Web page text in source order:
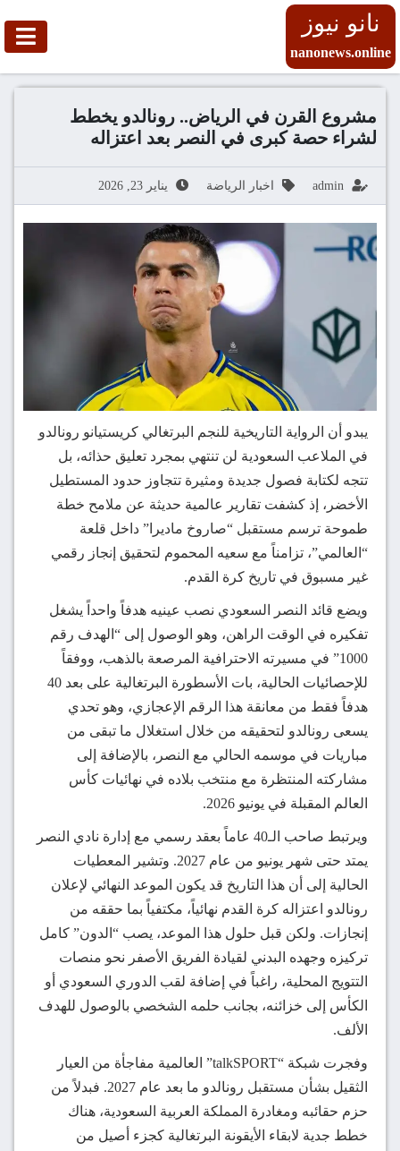
نانو نيوز
nanonews.online
مشروع القرن في الرياض.. رونالدو يخطط
لشراء حصة كبرى في النصر بعد اعتزاله
admin اخبار الرياضة يناير 23, 2026
يبدو أن الرواية التاريخية للنجم البرتغالي كريستيانو رونالدو
في الملاعب السعودية لن تنتهي بمجرد تعليق حذائه، بل
تتجه لكتابة فصول جديدة ومثيرة تتجاوز حدود المستطيل
الأخضر، إذ كشفت تقارير عالمية حديثة عن ملامح خطة
طموحة ترسم مستقبل “صاروخ ماديرا” داخل قلعة
“العالمي”، تزامناً مع سعيه المحموم لتحقيق إنجاز رقمي
غير مسبوق في تاريخ كرة القدم.
ويضع قائد النصر السعودي نصب عينيه هدفاً واحداً يشغل
تفكيره في الوقت الراهن، وهو الوصول إلى “الهدف رقم
1000” في مسيرته الاحترافية المرصعة بالذهب، ووفقاً
للإحصائيات الحالية، بات الأسطورة البرتغالية على بعد 40
هدفاً فقط من معانقة هذا الرقم الإعجازي، وهو تحدي
يسعى رونالدو لتحقيقه من خلال استغلال ما تبقى من
مباريات في موسمه الحالي مع النصر، بالإضافة إلى
مشاركته المنتظرة مع منتخب بلاده في نهائيات كأس
العالم المقبلة في يونيو 2026.
ويرتبط صاحب الـ40 عاماً بعقد رسمي مع إدارة نادي النصر
يمتد حتى شهر يونيو من عام 2027. وتشير المعطيات
الحالية إلى أن هذا التاريخ قد يكون الموعد النهائي لإعلان
رونالدو اعتزاله كرة القدم نهائياً، مكتفياً بما حققه من
إنجازات. ولكن قبل حلول هذا الموعد، يصب “الدون” كامل
تركيزه وجهده البدني لقيادة الفريق الأصفر نحو منصات
التتويج المحلية، راغباً في إضافة لقب الدوري السعودي أو
الكأس إلى خزائنه، بجانب حلمه الشخصي بالوصول للهدف
الألف.
وفجرت شبكة “talkSPORT” العالمية مفاجأة من العيار
الثقيل بشأن مستقبل رونالدو ما بعد عام 2027. فبدلاً من
حزم حقائبه ومغادرة المملكة العربية السعودية، هناك
خطط جدية لابقاء الأيقونة البرتغالية كجزء أصيل من